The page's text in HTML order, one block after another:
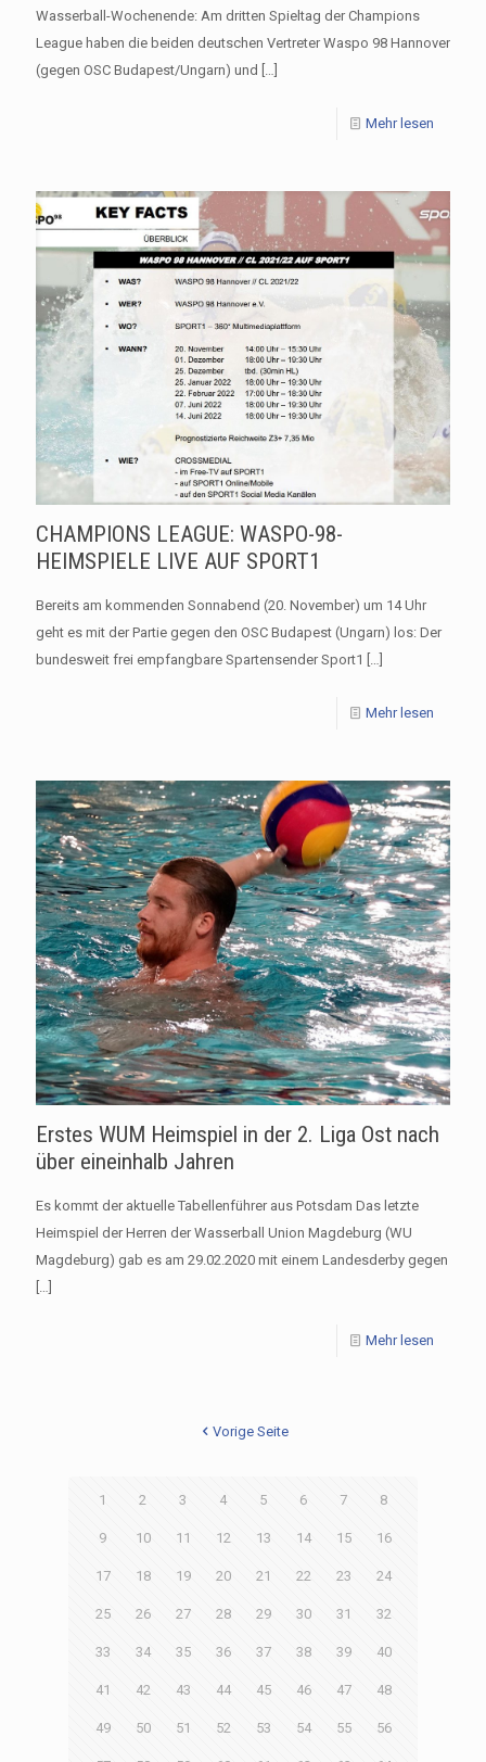
Wasserball-Wochenende: Am dritten Spieltag der Champions
League haben die beiden deutschen Vertreter Waspo 98 Hannover
(gegen OSC Budapest/Ungarn) und
Mehr lesen
CHAMPIONS LEAGUE: WASPO-98-
HEIMSPIELE LIVE AUF SPORT1
Bereits am kommenden Sonnabend (20. November) um 14 Uhr
geht es mit der Partie gegen den OSC Budapest (Ungarn) los: Der
bundesweit frei empfangbare Spartensender Sport1 […]
Mehr lesen
Erstes WUM Heimspiel in der 2. Liga Ost nach
über eineinhalb Jahren
Es kommt der aktuelle Tabellenführer aus Potsdam Das letzte
Heimspiel der Herren der Wasserball Union Magdeburg (WU
Magdeburg) gab es am 29.02.2020 mit einem Landesderby gegen
[…]
Mehr lesen
Vorige Seite
1 2 3 4 5 6 7 8
9 10 11 12 13 14 15 16
17 18 19 20 21 22 23 24
25 26 27 28 29 30 31 32
33 34 35 36 37 38 39 40
41 42 43 44 45 46 47 48
49 50 51 52 53 54 55 56